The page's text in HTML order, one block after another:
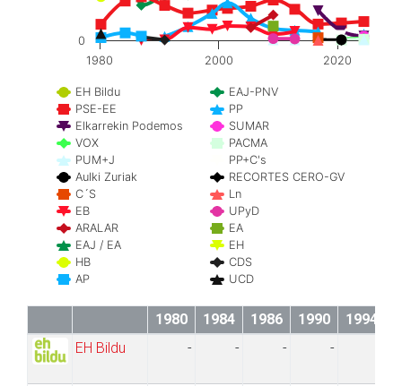
EH Bildu
EAJ-PNV
PSE-EE
PP
Elkarrekin Podemos
SUMAR
VOX
PACMA
PUM+J
PP+C's
Aulki Zuriak
RECORTES CERO-GV
C´S
Ln
EB
UPyD
ARALAR
EA
EAJ / EA
EH
HB
CDS
AP
UCD
1980 2000 2020
0
1980 1984 1986 1990 1994
EH Bildu
- - - -